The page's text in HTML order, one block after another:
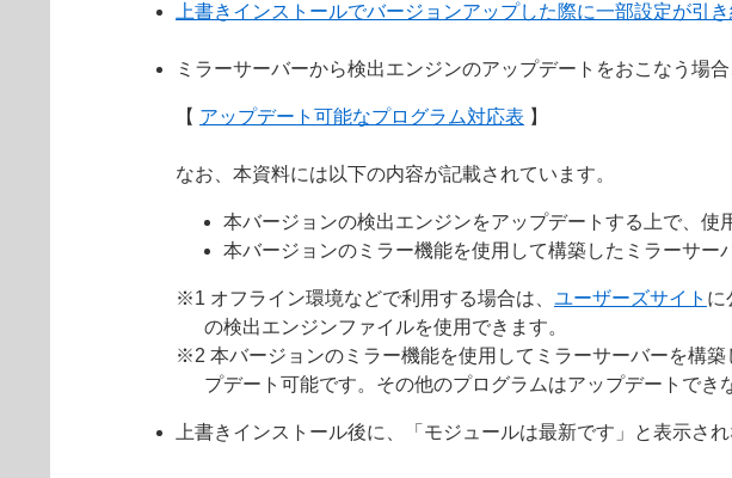
上書きインストールでバージョンアップした際に一部設定が引
ミラーサーバーから検出エンジンのアップデートをおこなう場
【 アップデート可能なプログラム対応表 】
なお、本資料には以下の内容が記載されています。
本バージョンの検出エンジンをアップデートする上で、使
本バージョンのミラー機能を使用して構築したミラーサ
※1 オフライン環境などで利用する場合は、 ユーザーズサイト に
の検出エンジンファイルを使用できます。
※2 本バージョンのミラー機能を使用してミラーサーバーを構
プデート可能です。その他のプログラムはアップデートでき
上書きインストール後に、「モジュールは最新です」と表示さ